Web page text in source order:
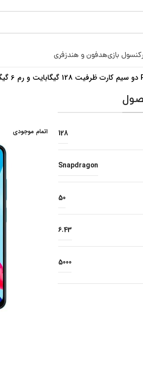
کنسول بازیهدفون و هندزفری
128
Snapdragon
50
6.43
5000
اتمام موجودی